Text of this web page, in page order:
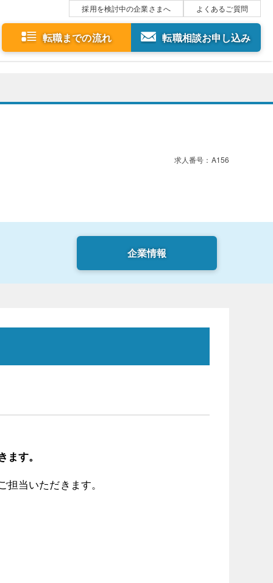
採用を検討中の企業さまへ よくあるご質問
転職までの流れ 転職相談お申し込み
求人番号：A156
企業情報
す。
当いただきます。